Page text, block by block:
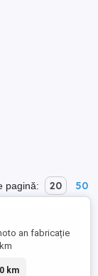
pagină: 20 50
an fabricație
km